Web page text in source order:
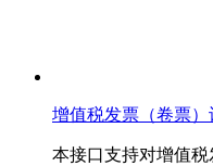
增值税发票（卷票）
本接口支持对增值